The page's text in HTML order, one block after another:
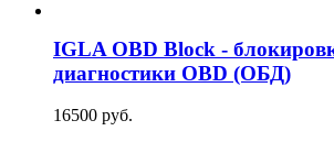
IGLA OBD Block -
диагностики OBD (ОБД)
16500 руб.